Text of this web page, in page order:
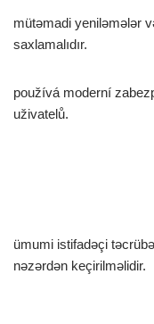
mütəmadi yeniləmələr
saxlamalıdır.
používá moderní
uživatelů.
ümumi istifadəçi
nəzərdən keçirilməlidir.